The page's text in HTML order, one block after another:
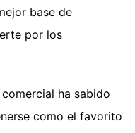
base de
por los
ha sabido
como el favorito